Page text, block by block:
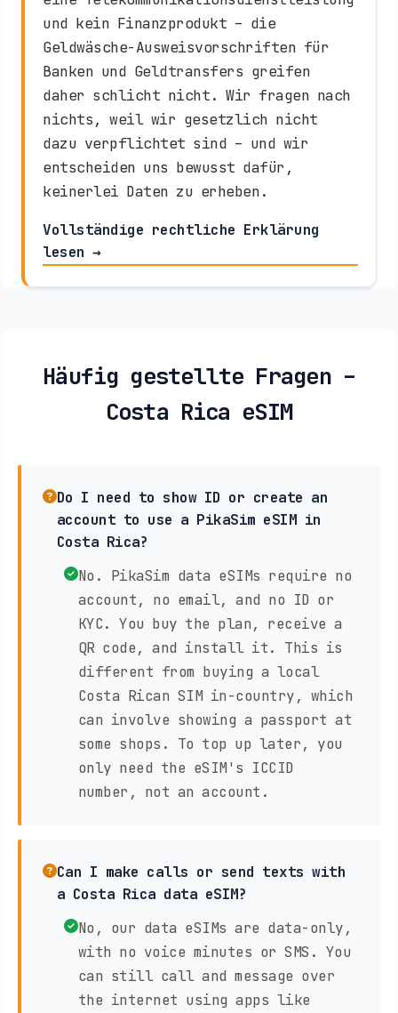
und kein Finanzprodukt – die
Geldwäsche-Ausweisvorschriften für
Banken und Geldtransfers greifen
daher schlicht nicht. Wir fragen nach
nichts, weil wir gesetzlich nicht
dazu verpflichtet sind – und wir
entscheiden uns bewusst dafür,
keinerlei Daten zu erheben.
Vollständige rechtliche Erklärung
lesen →
Häufig gestellte Fragen –
Costa Rica eSIM
Do I need to show ID or create an
account to use a PikaSim eSIM in
Costa Rica?
No. PikaSim data eSIMs require no
account, no email, and no ID or
KYC. You buy the plan, receive a
QR code, and install it. This is
different from buying a local
Costa Rican SIM in-country, which
can involve showing a passport at
some shops. To top up later, you
only need the eSIM's ICCID
number, not an account.
Can I make calls or send texts with
a Costa Rica data eSIM?
No, our data eSIMs are data-only,
with no voice minutes or SMS. You
can still call and message over
the internet using apps like